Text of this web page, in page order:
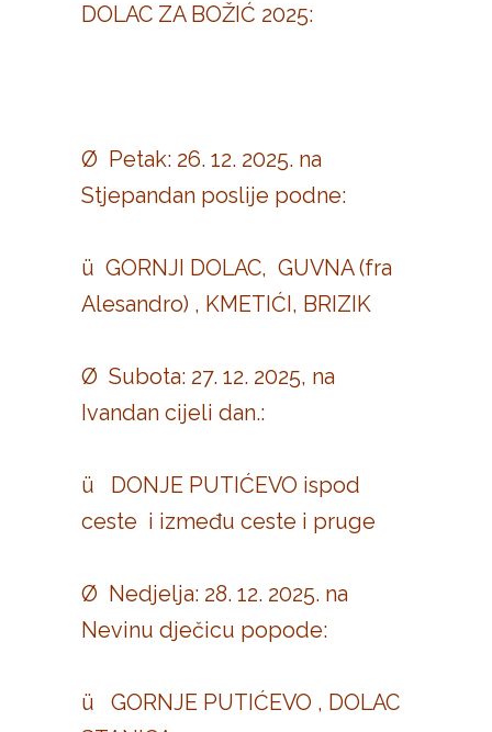
DOLAC ZA BOŽIĆ 2025:
Ø Petak: 26. 12. 2025. na
Stjepandan poslije podne:
ü GORNJI DOLAC, GUVNA (fra
Alesandro) , KMETIĆI, BRIZIK
Ø Subota: 27. 12. 2025, na
Ivandan cijeli dan.:
ü DONJE PUTIĆEVO ispod
ceste i između ceste i pruge
Ø Nedjelja: 28. 12. 2025. na
Nevinu dječicu popode:
ü GORNJE PUTIĆEVO , DOLAC